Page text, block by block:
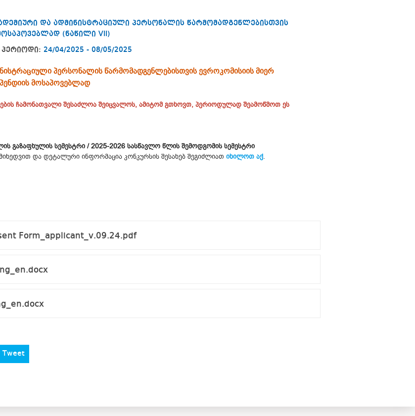
და ადმინისტრაციული პერსონალის წარმომადგენლებისთვის
(ნაწილი VII)
პერიოდი: 24/04/2025 - 08/05/2025
პერსონალის წარმომადგენლებისთვის ევროკომისიის მიერ
მოსაპოვებლად
ჩამონათვალი შესაძლოა შეიცვალოს, ამიტომ გთხოვთ, პერიოდულად შეამოწმოთ ეს
გაზაფხულის სემესტრი / 2025-2026 სასწავლო წლის შემოდგომის სემესტრი
მიხედვით და დეტალური ინფორმაცია კონკურსის შესახებ შეგიძლიათ იხილოთ აქ.
Form_applicant_v.09.24.pdf
Tweet